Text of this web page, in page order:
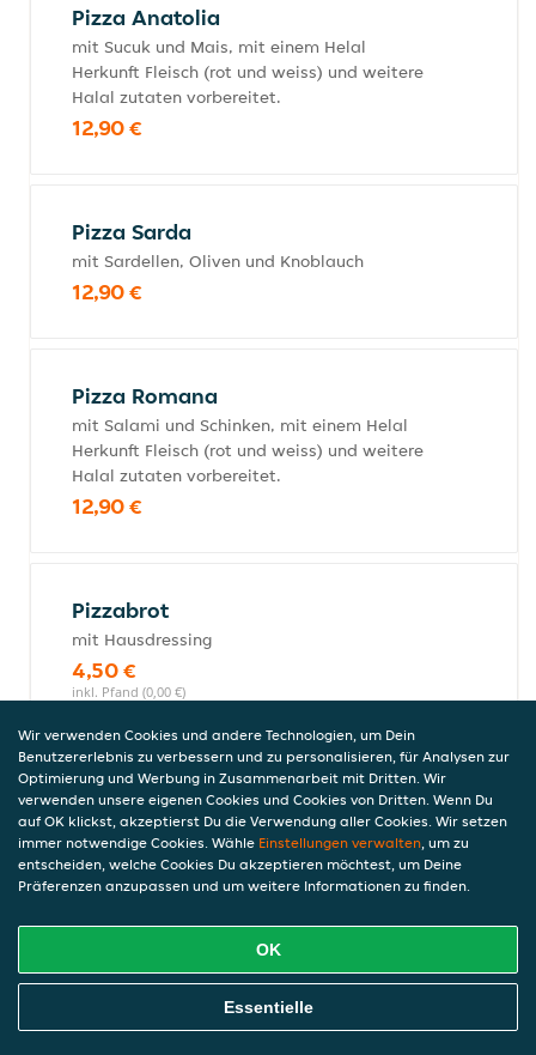
Pizza Anatolia
mit Sucuk und Mais, mit einem Helal
Herkunft Fleisch (rot und weiss) und weitere
Halal zutaten vorbereitet.
12,90 €
Pizza Sarda
mit Sardellen, Oliven und Knoblauch
12,90 €
Pizza Romana
mit Salami und Schinken, mit einem Helal
Herkunft Fleisch (rot und weiss) und weitere
Halal zutaten vorbereitet.
12,90 €
Pizzabrot
mit Hausdressing
4,50 €
inkl. Pfand (0,00 €)
Pizza Putenkeulenformfleisch
mit einem Helal Herkunft Fleisch (rot und
weiss) und weitere Halal zutaten
vorbereitet.
12,90 €
Pizza Champignon
10,90 €
Online Essen Bestellen
Wir verwenden Cookies und andere Technologien, um Dein
Benutzererlebnis zu verbessern und zu personalisieren, für Analysen zur
Optimierung und Werbung in Zusammenarbeit mit Dritten. Wir
verwenden unsere eigenen Cookies und Cookies von Dritten. Wenn Du
auf OK klickst, akzeptierst Du die Verwendung aller Cookies. Wir setzen
immer notwendige Cookies. Wähle Einstellungen verwalten, um zu
entscheiden, welche Cookies Du akzeptieren möchtest, um Deine
Präferenzen anzupassen und um weitere Informationen zu finden.
OK
Essentielle